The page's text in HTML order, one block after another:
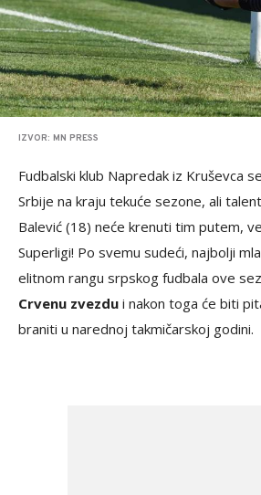
IZVOR: MN PRESS
Fudbalski klub Napredak iz Kruševca
Srbije na kraju tekuće sezone, ali
Balević (18) neće krenuti tim putem,
Superligi! Po svemu sudeći, najbolji
elitnom rangu srpskog fudbala ove
Crvenu zvezdu i nakon toga će biti
braniti u narednoj takmičarskoj godini.